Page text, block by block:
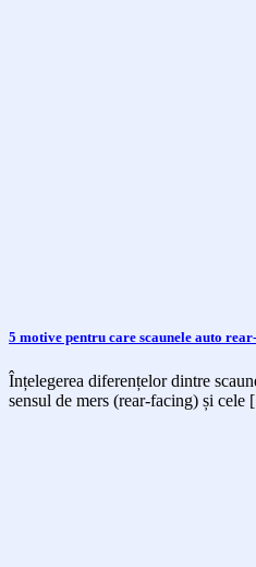
5 motive pentru care scaunele auto
Înțelegerea diferențelor dintre
sensul de mers (rear-facing) și cele